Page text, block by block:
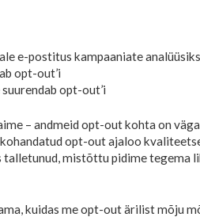
e-postitus kampaaniate
opt-out’i
opt-out’i
– andmeid opt-out kohta on
opt-out ajaloo
mistõttu pidime tegema
kuidas me opt-out ärilist mõju